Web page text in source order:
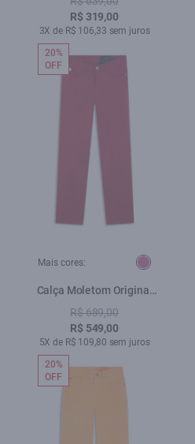
R$ 319,00
3X de R$ 106,33 sem juros
Mais cores:
Calça Moletom Original
Ellus Maravilha
R$ 689,00
R$ 549,00
5X de R$ 109,80 sem juros
20%
OFF
20%
OFF